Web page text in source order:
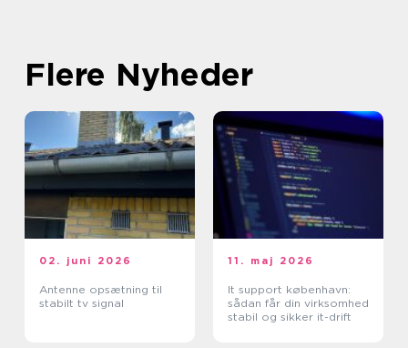
Flere Nyheder
02. juni 2026
Antenne opsætning til
stabilt tv signal
11. maj 2026
It support københavn:
sådan får din virksomhed
stabil og sikker it-drift